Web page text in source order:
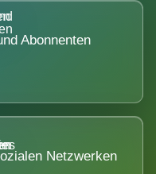
Abonnenten
Netzwerken